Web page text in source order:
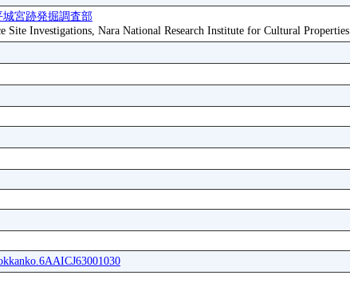
宮跡発掘調査部
Site Investigations, Nara National Research Institute for Cultural Properties